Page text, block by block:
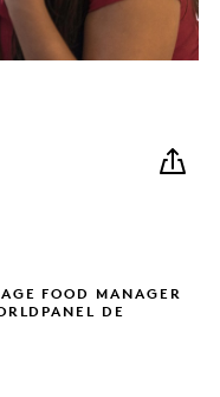
FOOD MANAGER
DE